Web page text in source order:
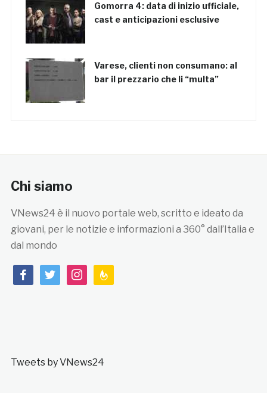
Gomorra 4: data di inizio ufficiale,
cast e anticipazioni esclusive
Varese, clienti non consumano: al
bar il prezzario che li “multa”
Chi siamo
VNews24 è il nuovo portale web, scritto e ideato da
giovani, per le notizie e informazioni a 360° dall’Italia e
dal mondo
facebooktwitterinstagramfeedburner
Tweets by VNews24